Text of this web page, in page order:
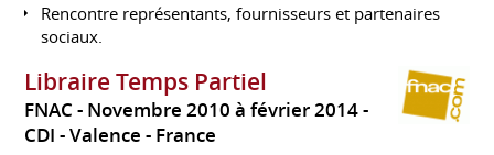
Rencontre représentants, fournisseurs et partenaires
sociaux.
Libraire Temps Partiel
FNAC
Novembre 2010 à février 2014
CDI
Valence France